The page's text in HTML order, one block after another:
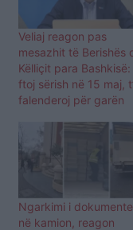
Veliaj reagon pas
mesazhit të Berishës
Këlliçit para Bashkisë:
ftoj sërish në 15 maj,
falenderoj për garën
Ngarkimi i
në kamion, reagon